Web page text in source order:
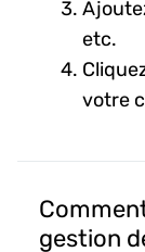
etc.
votre
gestion